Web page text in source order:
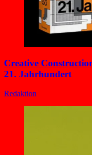
Creative
21. Jahrhundert
Redaktion